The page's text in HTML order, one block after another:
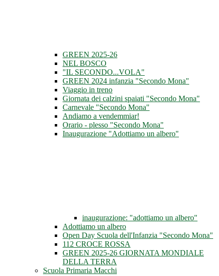
GREEN 2025-26
NEL BOSCO
"IL SECONDO...VOLA"
GREEN 2024 infanzia "Secondo Mona"
Viaggio in treno
Giornata dei calzini spaiati "Secondo Mona"
Carnevale "Secondo Mona"
Andiamo a vendemmiar!
Orario - plesso "Secondo Mona"
Inaugurazione "Adottiamo un albero"
inaugurazione: "adottiamo un albero"
Adottiamo un albero
Open Day Scuola dell'Infanzia "Secondo Mona"
112 CROCE ROSSA
GREEN 2025-26 GIORNATA MONDIALE
DELLA TERRA
Scuola Primaria Macchi